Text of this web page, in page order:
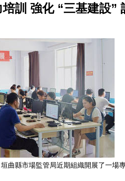
訓 強化 “三基建設”
縣市場監管局近期組織開展了一場